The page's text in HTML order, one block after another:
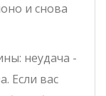
и снова
неудача -
Если вас